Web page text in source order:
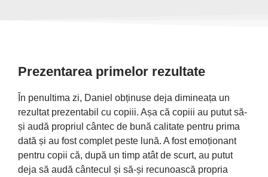
Prezentarea primelor rezultate
În penultima zi, Daniel obținuse deja dimineața un
rezultat prezentabil cu copiii. Așa că copiii au putut să-
și audă propriul cântec de bună calitate pentru prima
dată și au fost complet peste lună. A fost emoționant
pentru copii că, după un timp atât de scurt, au putut
deja să audă cântecul și să-și recunoască propria